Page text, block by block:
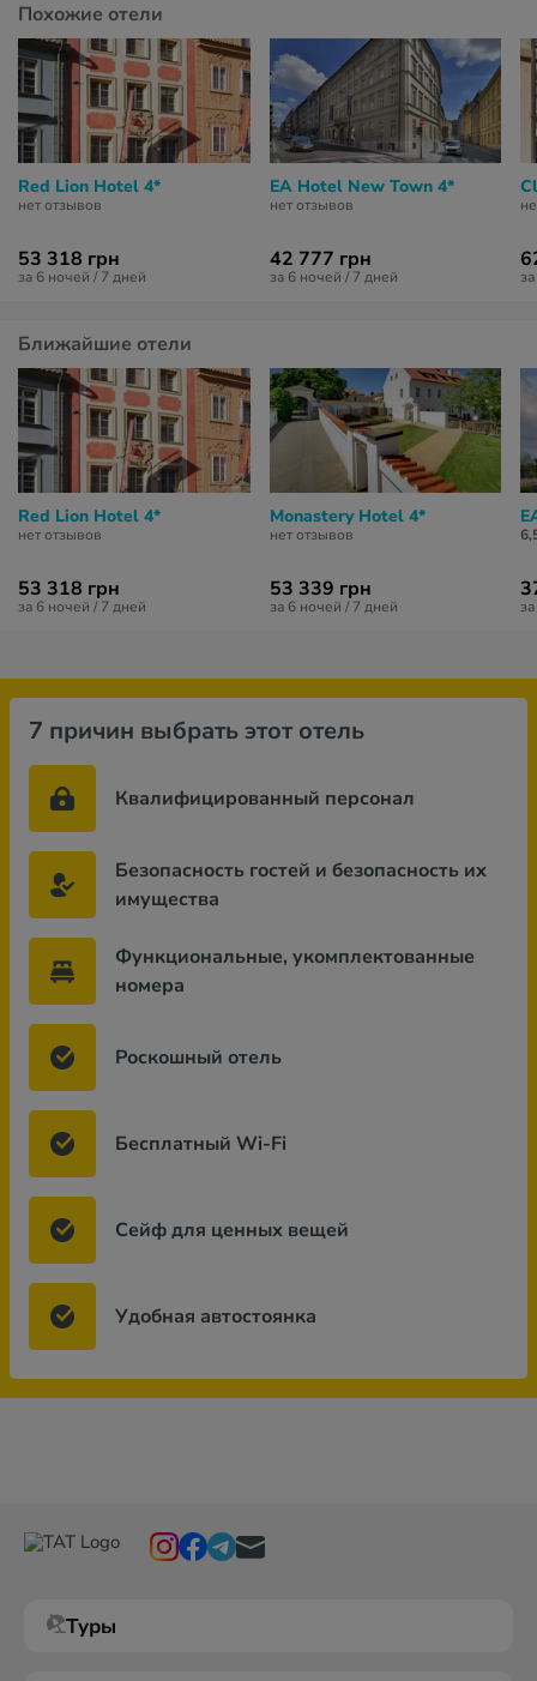
Похожие отели
Red Lion Hotel 4*
нет отзывов
53 318 грн
за 6 ночей / 7 дней
EA Hotel New Town 4*
нет отзывов
42 777 грн
за 6 ночей / 7 дней
Ближайшие отели
Red Lion Hotel 4*
нет отзывов
53 318 грн
за 6 ночей / 7 дней
Monastery Hotel 4*
нет отзывов
53 339 грн
за 6 ночей / 7 дней
7 причин выбрать этот отель
Квалифицированный персонал
Безопасность гостей и безопасность их
имущества
Функциональные, укомплектованные
номера
Роскошный отель
Бесплатный Wi-Fi
Сейф для ценных вещей
Удобная автостоянка
Туры